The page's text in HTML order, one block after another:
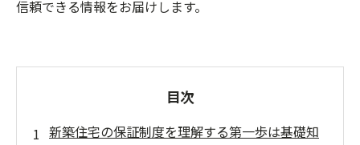
信頼できる情報をお届けします。
目次
新築住宅の保証制度を理解する第一歩は基礎知